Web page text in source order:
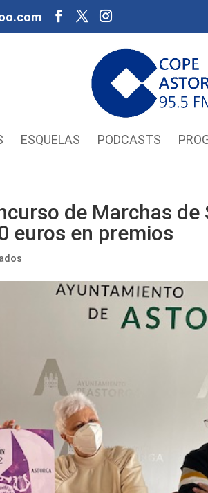
ESQUELAS PODCASTS
de Marchas de
euros en premios